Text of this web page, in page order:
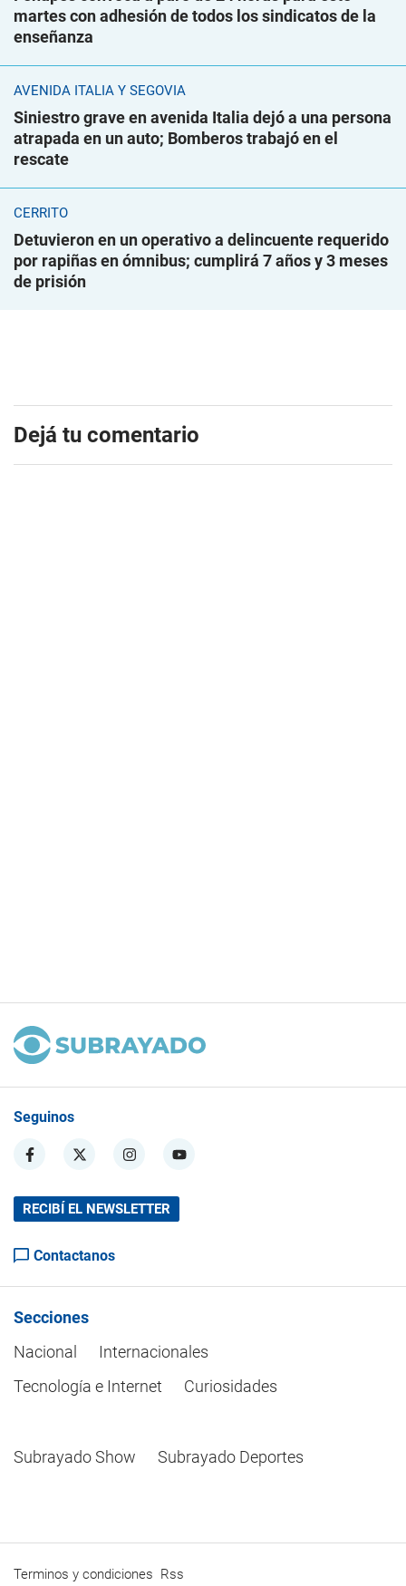
martes con adhesión de todos los sindicatos de la
enseñanza
AVENIDA ITALIA Y SEGOVIA
Siniestro grave en avenida Italia dejó a una persona
atrapada en un auto; Bomberos trabajó en el
rescate
CERRITO
Detuvieron en un operativo a delincuente requerido
por rapiñas en ómnibus; cumplirá 7 años y 3 meses
de prisión
Dejá tu comentario
Seguinos
RECIBÍ EL NEWSLETTER
Contactanos
Secciones
Nacional
Internacionales
Tecnología e Internet
Curiosidades
Subrayado Show Subrayado Deportes
Terminos y condiciones Rss